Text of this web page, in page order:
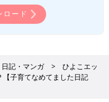
ロード
日記・マンガ
ひよこエッ
子育てなめてました日記